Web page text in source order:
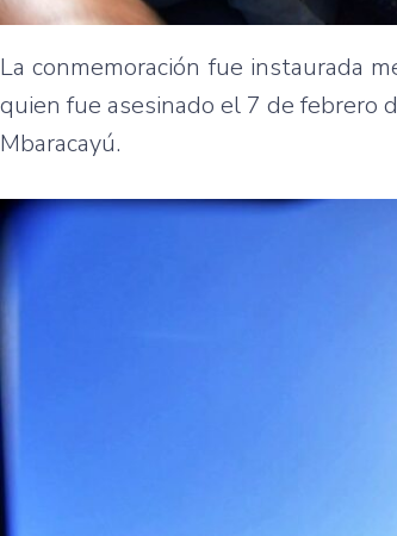
La conmemoración fue instaurada
quien fue asesinado el 7 de febrero
Mbaracayú.